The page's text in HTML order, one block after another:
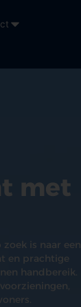
met
is naar een
en prachtige
handbereik.